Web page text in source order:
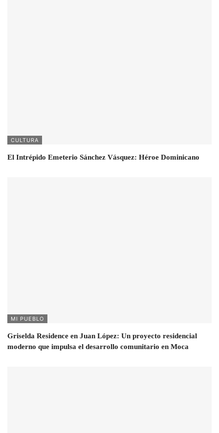
CULTURA
El Intrépido Emeterio Sánchez Vásquez: Héroe Dominicano
MI PUEBLO
Griselda Residence en Juan López: Un proyecto residencial
moderno que impulsa el desarrollo comunitario en Moca